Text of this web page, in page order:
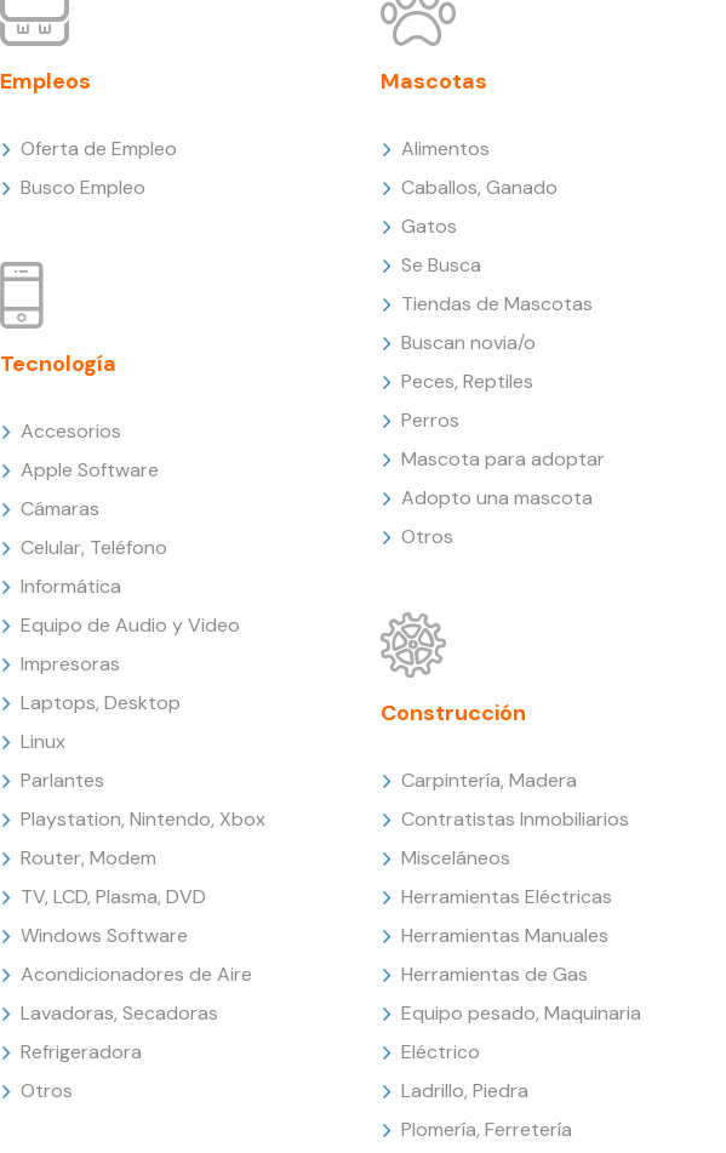
Empleos
Oferta de Empleo
Busco Empleo
Tecnología
Accesorios
Apple Software
Cámaras
Celular, Teléfono
Informática
Equipo de Audio y Video
Impresoras
Laptops, Desktop
Linux
Parlantes
Playstation, Nintendo, Xbox
Router, Modem
TV, LCD, Plasma, DVD
Windows Software
Acondicionadores de Aire
Lavadoras, Secadoras
Refrigeradora
Otros
Mascotas
Alimentos
Caballos, Ganado
Gatos
Se Busca
Tiendas de Mascotas
Buscan novia/o
Peces, Reptiles
Perros
Mascota para adoptar
Adopto una mascota
Otros
Construcción
Carpintería, Madera
Contratistas Inmobiliarios
Misceláneos
Herramientas Eléctricas
Herramientas Manuales
Herramientas de Gas
Equipo pesado, Maquinaria
Eléctrico
Ladrillo, Piedra
Plomería, Ferretería